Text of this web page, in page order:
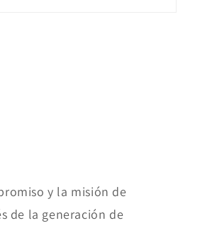
y la misión de
de la generación de